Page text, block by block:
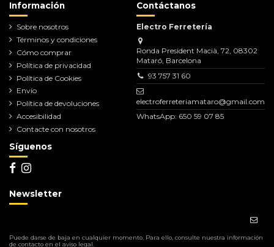
Información
Sobre nosotros
Términos y condiciones
Cómo comprar
Política de privacidad
Política de Cookies
Envío
Política de devoluciones
Accesibilidad
Contacte con nosotros
Contáctanos
Electro Ferretería
Ronda President Macià, 72, 08302
Mataró, Barcelona
93 757 31 60
electroferreteriamataro@gmail.com
WhatsApp: 650 59 07 85
Síguenos
Newsletter
Puede darse de baja en cualquier momento. Para ello, consulte nuestra información
de contacto en el aviso legal.